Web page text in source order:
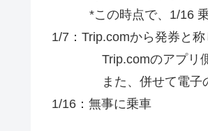
*この時点で、1/16 乗車
1/7：Trip.comから発券と
Trip.comのアプリ側で
また、併せて電子の領
1/16：無事に乗車